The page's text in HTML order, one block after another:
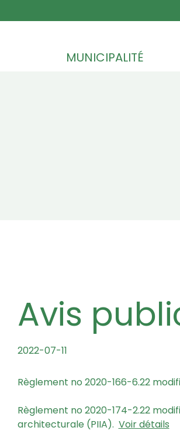
MUNICIPALITÉ
Avis
2022-07-11
Règlement no 2020-166-6.22
Règlement no 2020-174-2.22
architecturale (PIIA). Voir détails